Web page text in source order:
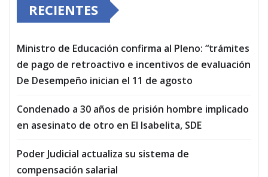
RECIENTES
Ministro de Educación confirma al Pleno: “trámites
de pago de retroactivo e incentivos de evaluación
De Desempeño inician el 11 de agosto
Condenado a 30 años de prisión hombre implicado
en asesinato de otro en El Isabelita, SDE
Poder Judicial actualiza su sistema de
compensación salarial